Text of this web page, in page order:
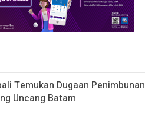
Temukan Dugaan Penimbunan
Uncang Batam